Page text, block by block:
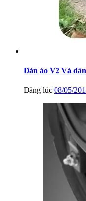
Dàn áo V2 Và
Đăng lúc 08/05/